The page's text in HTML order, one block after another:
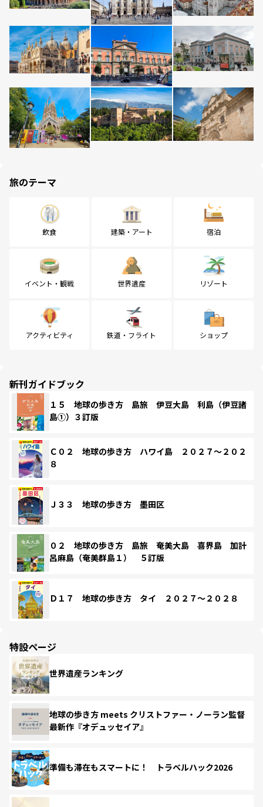
旅のテーマ
飲食 建築・アート 宿泊
イベント・観戦 世界遺産 リゾート
アクティビティ 鉄道・フライト ショップ
新刊ガイドブック
１５ 地球の歩き方 島旅 伊豆大島 利島（伊豆諸
島①）３訂版
Ｃ０２ 地球の歩き方 ハワイ島 ２０２７～２０２
８
Ｊ３３ 地球の歩き方 墨田区
０２ 地球の歩き方 島旅 奄美大島 喜界島 加計
呂麻島（奄美群島１） ５訂版
Ｄ１７ 地球の歩き方 タイ ２０２７～２０２８
特設ページ
世界遺産ランキング
地球の歩き方 meets クリストファー・ノーラン監督
最新作『オデュッセイア』
準備も滞在もスマートに！ トラベルハック2026